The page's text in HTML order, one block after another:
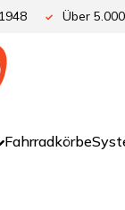
Über
Fahrradkörbe